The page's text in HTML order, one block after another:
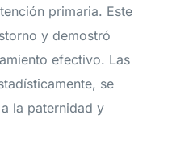
primaria. Este
y demostró
efectivo. Las
se
la paternidad y